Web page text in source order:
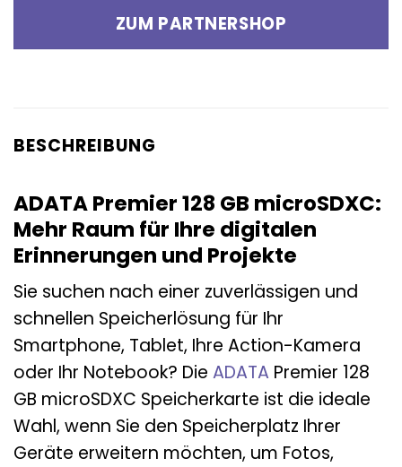
ZUM PARTNERSHOP
BESCHREIBUNG
ADATA Premier 128 GB microSDXC:
Mehr Raum für Ihre digitalen
Erinnerungen und Projekte
Sie suchen nach einer zuverlässigen und
schnellen Speicherlösung für Ihr
Smartphone, Tablet, Ihre Action-Kamera
oder Ihr Notebook? Die ADATA Premier 128
GB microSDXC Speicherkarte ist die ideale
Wahl, wenn Sie den Speicherplatz Ihrer
Geräte erweitern möchten, um Fotos,